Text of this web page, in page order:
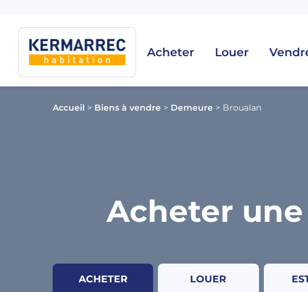
Acheter Louer
Accueil > Biens à vendre > Demeure > Broualan
Acheter
ACHETER LOUER